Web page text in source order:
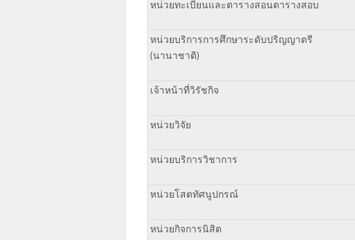
หน่วยทะเบียนและตารางสอนตารางสอบ
หน่วยบริการการศึกษาระดับปริญญาตรี
(นานาชาติ)
เจ้าหน้าที่วิรัชกิจ
หน่วยวิจัย
หน่วยบริการวิชาการ
หน่วยโสตทัศนูปกรณ์
หน่วยกิจการนิสิต